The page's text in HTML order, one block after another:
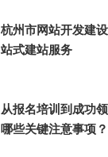
杭州市网站开发建
站式建站服务
从报名培训到成功
哪些关键注意事项？